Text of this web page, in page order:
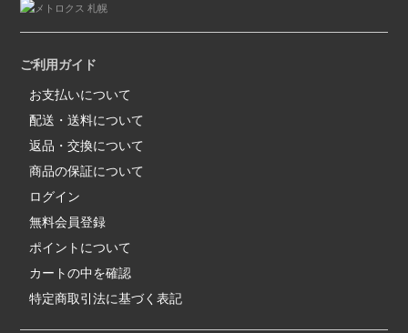
ご利用ガイド
お支払いについて
配送・送料について
返品・交換について
商品の保証について
ログイン
無料会員登録
ポイントについて
カートの中を確認
特定商取引法に基づく表記